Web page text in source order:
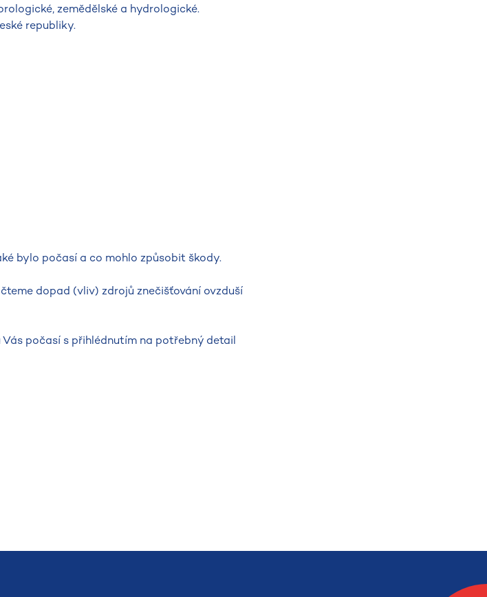
zemědělské a hydrologické.
republiky.
bylo počasí a co mohlo způsobit škody.
dopad (vliv) zdrojů znečišťování ovzduší
Vás počasí s přihlédnutím na potřebný detail